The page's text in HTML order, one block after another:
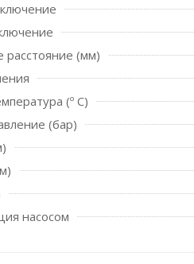
расстояние (мм)
(º С)
(бар)
насосом